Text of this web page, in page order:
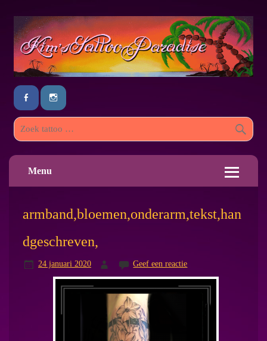
Menu
armband,bloemen,onderarm,tekst,han
dgeschreven,
24 januari 2020 Geef een reactie